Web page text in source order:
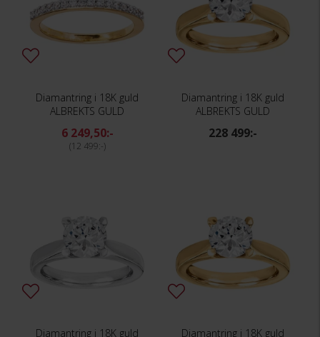
Diamantring i 18K guld
ALBREKTS GULD
6 249,50:-
12 499:-
Diamantring i 18K guld
ALBREKTS GULD
228 499:-
Diamantring i 18K guld Diamantring i 18K guld